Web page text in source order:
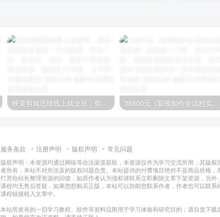
服务条款 注册声明 版权声明 常见问题
版权声明：本资源均通过网络等合法渠道获取，本资源仅作为学习交流所用，其版权
者所有，本站不对所涉及的版权问题负责。本站提供的付费项目绝对不是商品价格，
打赏给站长整理资源的回馈，如原作者认为侵权请联系立即删除文章下架资源，另外
课程均无售后答疑，如果您想购买正版，本站可以协助您联系作者，作者也可以联系
课程链接植入文章中。
本站所发布的一切学习教程、软件等资料仅限用于学习体验和研究目的；请自觉下载